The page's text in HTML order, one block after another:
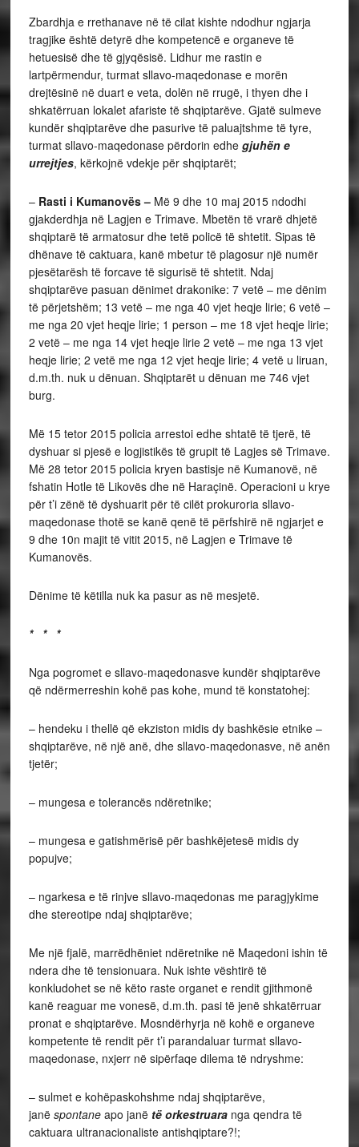
Zbardhja e rrethanave në të cilat kishte ndodhur ngjarja
tragjike është detyrë dhe kompetencë e organeve të
hetuesisë dhe të gjyqësisë. Lidhur me rastin e
lartpërmendur, turmat sllavo-maqedonase e morën
drejtësinë në duart e veta, dolën në rrugë, i thyen dhe i
shkatërruan lokalet afariste të shqiptarëve. Gjatë sulmeve
kundër shqiptarëve dhe pasurive të paluajtshme të tyre,
turmat sllavo-maqedonase përdorin edhe gjuhën e
urrejtjes, kërkojnë vdekje për shqiptarët;
– Rasti i Kumanovës – Më 9 dhe 10 maj 2015 ndodhi
gjakderdhja në Lagjen e Trimave. Mbetën të vrarë dhjetë
shqiptarë të armatosur dhe tetë policë të shtetit. Sipas të
dhënave të caktuara, kanë mbetur të plagosur një numër
pjesëtarësh të forcave të sigurisë të shtetit. Ndaj
shqiptarëve pasuan dënimet drakonike: 7 vetë – me dënim
të përjetshëm; 13 vetë – me nga 40 vjet heqje lirie; 6 vetë –
me nga 20 vjet heqje lirie; 1 person – me 18 vjet heqje lirie;
2 vetë – me nga 14 vjet heqje lirie 2 vetë – me nga 13 vjet
heqje lirie; 2 vetë me nga 12 vjet heqje lirie; 4 vetë u liruan,
d.m.th. nuk u dënuan. Shqiptarët u dënuan me 746 vjet
burg.
Më 15 tetor 2015 policia arrestoi edhe shtatë të tjerë, të
dyshuar si pjesë e logjistikës të grupit të Lagjes së Trimave.
Më 28 tetor 2015 policia kryen bastisje në Kumanovë, në
fshatin Hotle të Likovës dhe në Haraçinë. Operacioni u krye
për t’i zënë të dyshuarit për të cilët prokuroria sllavo-
maqedonase thotë se kanë qenë të përfshirë në ngjarjet e
9 dhe 10n majit të vitit 2015, në Lagjen e Trimave të
Kumanovës.
Dënime të këtilla nuk ka pasur as në mesjetë.
* * *
Nga pogromet e sllavo-maqedonasve kundër shqiptarëve
që ndërmerreshin kohë pas kohe, mund të konstatohej:
– hendeku i thellë që ekziston midis dy bashkësie etnike –
shqiptarëve, në një anë, dhe sllavo-maqedonasve, në anën
tjetër;
– mungesa e tolerancës ndëretnike;
– mungesa e gatishmërisë për bashkëjetesë midis dy
popujve;
– ngarkesa e të rinjve sllavo-maqedonas me paragjykime
dhe stereotipe ndaj shqiptarëve;
Me një fjalë, marrëdhëniet ndëretnike në Maqedoni ishin të
ndera dhe të tensionuara. Nuk ishte vështirë të
konkludohet se në këto raste organet e rendit gjithmonë
kanë reaguar me vonesë, d.m.th. pasi të jenë shkatërruar
pronat e shqiptarëve. Mosndërhyrja në kohë e organeve
kompetente të rendit për t’i parandaluar turmat sllavo-
maqedonase, nxjerr në sipërfaqe dilema të ndryshme:
– sulmet e kohëpaskohshme ndaj shqiptarëve,
janë spontaneapo janë të orkestruaranga qendra të
caktuara ultranacionaliste antishqiptare?!;